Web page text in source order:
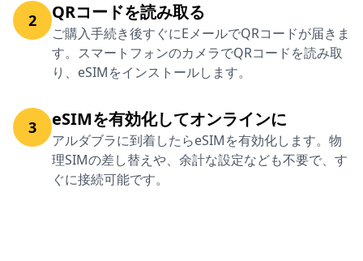
2 QRコードを読み取る
ご購入手続き後すぐにEメールでQRコードが届きま
す。スマートフォンのカメラでQRコードを読み取
り、eSIMをインストールします。
3 eSIMを有効化してオンラインに
アルダブラに到着したらeSIMを有効化します。物
理SIMの差し替えや、余計な設定なども不要で、す
ぐに接続可能です。